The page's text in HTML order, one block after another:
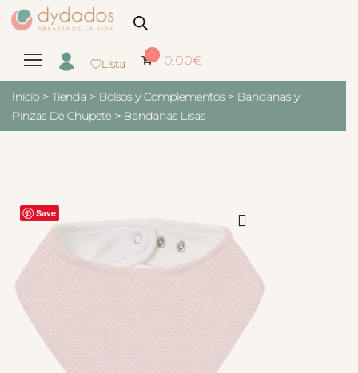
Lista
0 0.00€
Inicio > Tienda > Bolsos y Complementos > Bandanas y
Pinzas De Chupete > Bandanas Lisas
Save